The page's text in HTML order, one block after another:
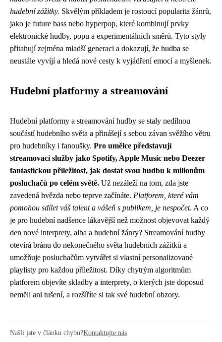
hudební zážitky. Skvělým příkladem je rostoucí popularita žánrů,
jako je future bass nebo hyperpop, které kombinují prvky
elektronické hudby, popu a experimentálních směrů. Tyto styly
přitahují zejména mladší generaci a dokazují, že hudba se
neustále vyvíjí a hledá nové cesty k vyjádření emocí a myšlenek.
Hudební platformy a streamování
Hudební platformy a streamování hudby se staly nedílnou
součástí hudebního světa a přinášejí s sebou závan svěžího větru
pro hudebníky i fanoušky. Pro umělce představují
streamovací služby jako Spotify, Apple Music nebo Deezer
fantastickou příležitost, jak dostat svou hudbu k milionům
posluchačů po celém světě. Už nezáleží na tom, zda jste
zavedená hvězda nebo teprve začínáte. Platforem, které vám
pomohou sdílet váš talent a vášeň s publikem, je nespočet. A co
je pro hudební nadšence lákavější než možnost objevovat každý
den nové interprety, alba a hudební žánry? Streamování hudby
otevírá bránu do nekonečného světa hudebních zážitků a
umožňuje posluchačům vytvářet si vlastní personalizované
playlisty pro každou příležitost. Díky chytrým algoritmům
platforem objevíte skladby a interprety, o kterých jste doposud
neměli ani tušení, a rozšíříte si tak své hudební obzory.
Našli jste v článku chybu?Kontaktujte nás